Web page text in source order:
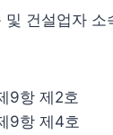
및 건설업자
9항 제2호
9항 제4호